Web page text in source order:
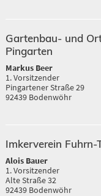
Gartenbau- und
Pingarten
Markus Beer
1. Vorsitzender
Pingartener Straße 29
92439 Bodenwöhr
Imkerverein Fuhrn-
Alois Bauer
1. Vorsitzender
Alte Straße 32
92439 Bodenwöhr